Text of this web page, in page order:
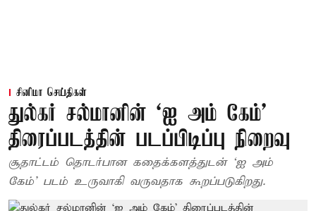
சினிமா செய்திகள்
துல்கர் சல்மானின் `ஐ அம் கேம்'
திரைப்படத்தின் படப்பிடிப்பு நிறைவு
சூதாட்டம் தொடர்பான கதைக்களத்துடன் ‘ஐ அம்
கேம்’ படம் உருவாகி வருவதாக கூறப்படுகிறது.